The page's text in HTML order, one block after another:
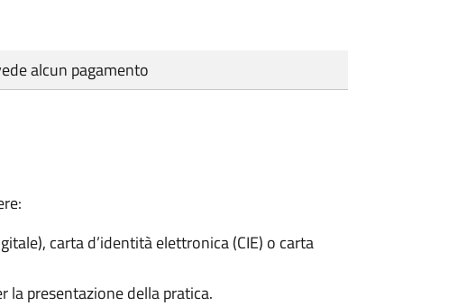
alcun pagamento
carta d’identità elettronica (CIE) o carta
presentazione della pratica.